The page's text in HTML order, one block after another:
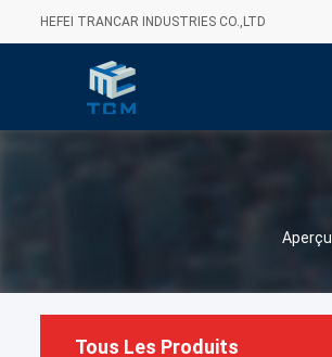
HEFEI TRANCAR INDUSTRIES CO.,LTD
Aperçu
Tous Les Produits